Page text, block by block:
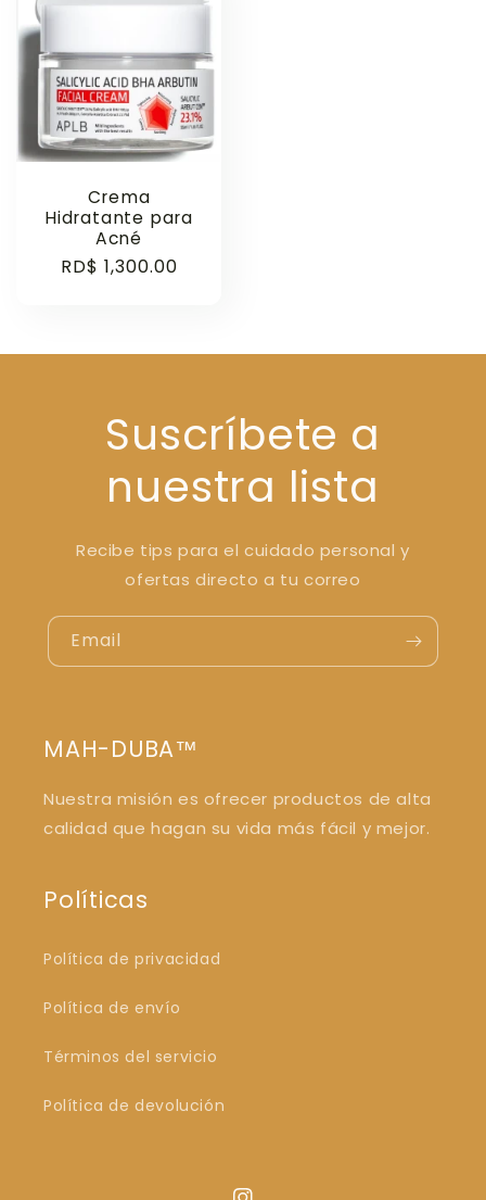
Crema
Hidratante para
Acné
Regular
RD$ 1,300.00
Suscríbete a
nuestra lista
Recibe tips para el cuidado personal y
ofertas directo a tu correo
Email
MAH-DUBA™
Nuestra misión es ofrecer productos de alta
calidad que hagan su vida más fácil y mejor.
Políticas
Política de privacidad
Política de envío
Términos del servicio
Política de devolución